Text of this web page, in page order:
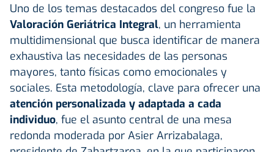
Uno de los temas destacados del congreso fue la
Valoración Geriátrica Integral, un herramienta
multidimensional que busca identificar de manera
exhaustiva las necesidades de las personas
mayores, tanto físicas como emocionales y
sociales. Esta metodología, clave para ofrecer una
atención personalizada y adaptada a cada
individuo, fue el asunto central de una mesa
redonda moderada por Asier Arrizabalaga,